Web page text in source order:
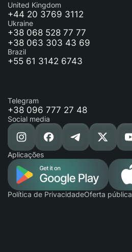
United Kingdom
+44 20 3769 3112
Ukraine
+38 068 528 77 77
+38 063 303 43 69
Brazil
+55 61 3142 6743
Telegram
+38 096 777 27 48
Social media
Aplicações
Política de PrivacidadeOferta pública